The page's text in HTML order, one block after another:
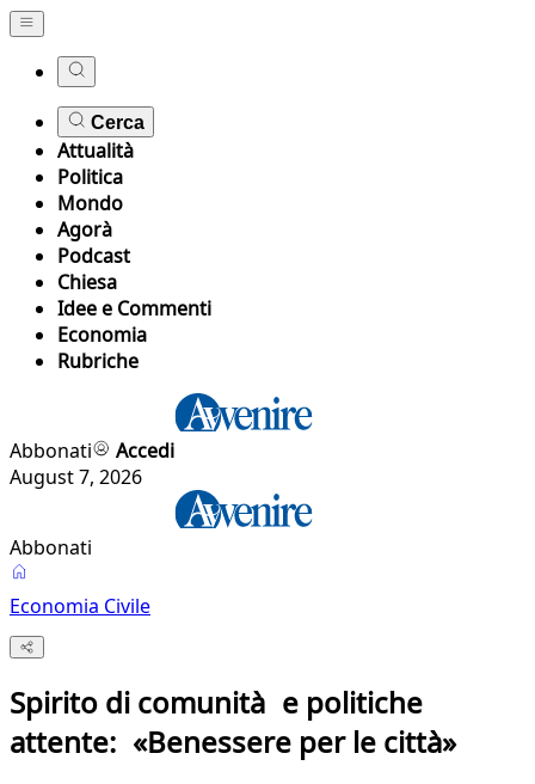
Cerca
Attualità
Politica
Mondo
Agorà
Podcast
Chiesa
Idee e Commenti
Economia
Rubriche
Abbonati
Accedi
August 7, 2026
Abbonati
Economia Civile
Spirito di comunità e politiche
attente: «Benessere per le città»